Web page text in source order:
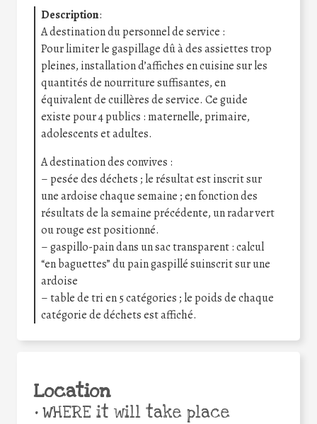
Description:
A destination du personnel de service :
Pour limiter le gaspillage dû à des assiettes trop
pleines, installation d’affiches en cuisine sur les
quantités de nourriture suffisantes, en
équivalent de cuillères de service. Ce guide
existe pour 4 publics : maternelle, primaire,
adolescents et adultes.
A destination des convives :
– pesée des déchets ; le résultat est inscrit sur
une ardoise chaque semaine ; en fonction des
résultats de la semaine précédente, un radar vert
ou rouge est positionné.
– gaspillo-pain dans un sac transparent : calcul
“en baguettes” du pain gaspillé suinscrit sur une
ardoise
– table de tri en 5 catégories ; le poids de chaque
catégorie de déchets est affiché.
Location
•WHERE it will take place